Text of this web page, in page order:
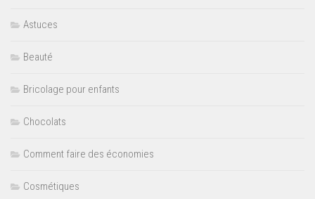
Astuces
Beauté
Bricolage pour enfants
Chocolats
Comment faire des économies
Cosmétiques